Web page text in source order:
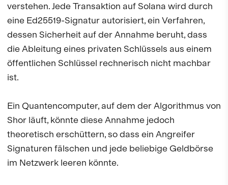
verstehen. Jede Transaktion auf Solana wird durch
eine Ed25519-Signatur autorisiert, ein Verfahren,
dessen Sicherheit auf der Annahme beruht, dass
die Ableitung eines privaten Schlüssels aus einem
öffentlichen Schlüssel rechnerisch nicht machbar
ist.
Ein Quantencomputer, auf dem der Algorithmus von
Shor läuft, könnte diese Annahme jedoch
theoretisch erschüttern, so dass ein Angreifer
Signaturen fälschen und jede beliebige Geldbörse
im Netzwerk leeren könnte.